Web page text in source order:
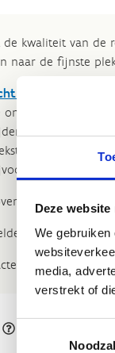
Deze
We
media,
verstrekt of
kwaliteit van de
naar de fijnste
onze richtlijnen
Wij
van
om
onze
op een route?
ons via